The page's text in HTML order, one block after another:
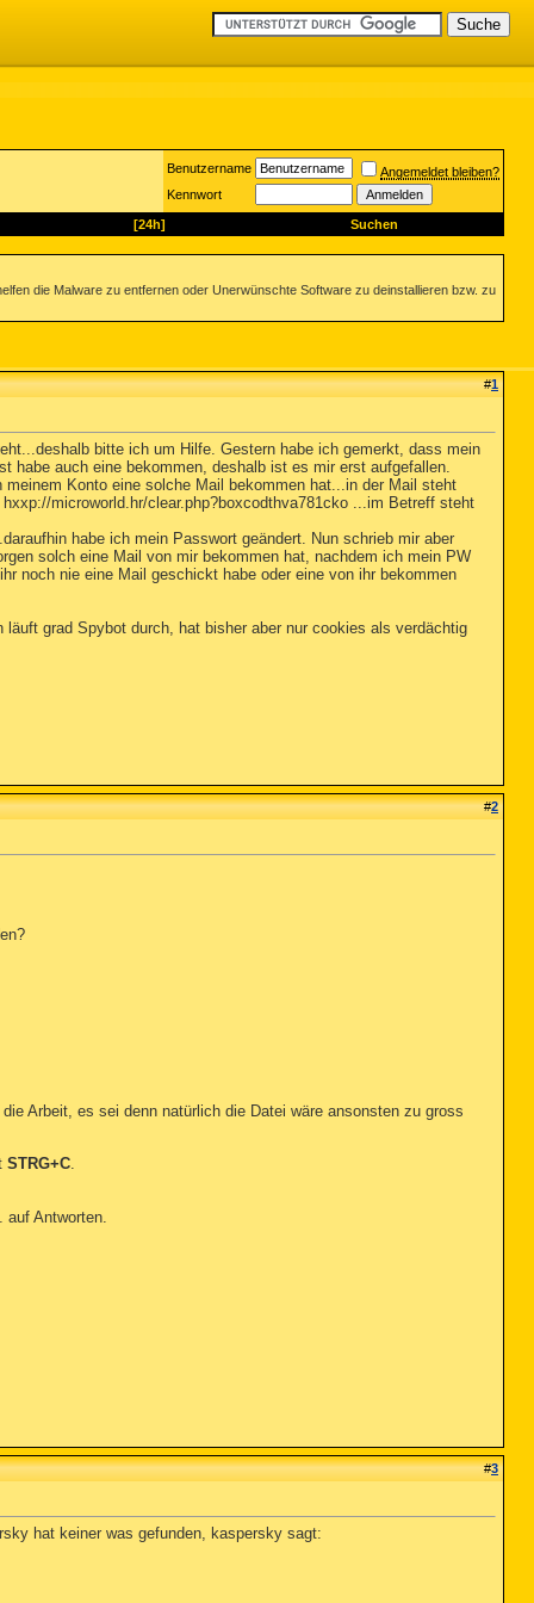
Benutzername
Angemeldet bleiben?
Kennwort
[24h] Suchen
die Malware zu entfernen oder Unerwünschte Software zu deinstallieren bzw. zu
#1
bitte ich um Hilfe. Gestern habe ich gemerkt, dass mein
habe auch eine bekommen, deshalb ist es mir erst aufgefallen.
Konto eine solche Mail bekommen hat...in der Mail steht
microworld.hr/clear.php?boxcodthva781cko ...im Betreff steht
habe ich mein Passwort geändert. Nun schrieb mir aber
solch eine Mail von mir bekommen hat, nachdem ich mein PW
noch nie eine Mail geschickt habe oder eine von ihr bekommen
grad Spybot durch, hat bisher aber nur cookies als verdächtig
#2
Arbeit, es sei denn natürlich die Datei wäre ansonsten zu gross
STRG+C
Antworten.
#3
hat keiner was gefunden, kaspersky sagt: